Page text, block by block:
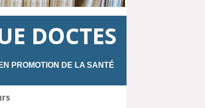
DOCTES
PROMOTION DE LA SANTÉ